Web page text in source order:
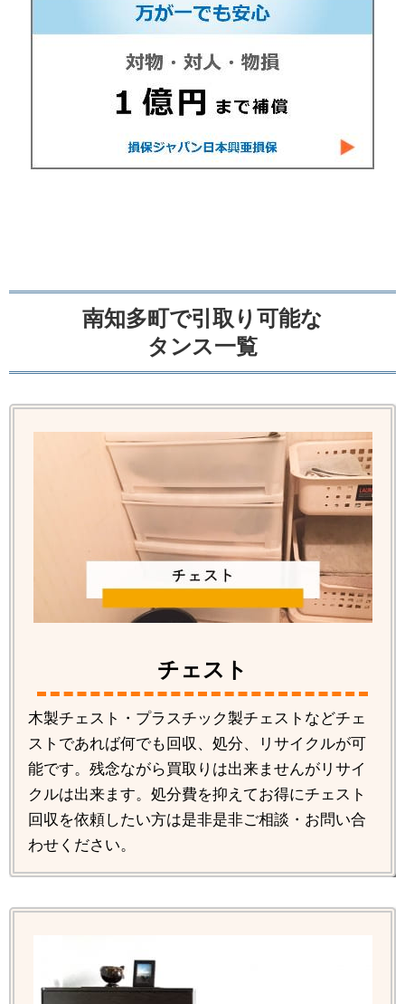
南知多町で引取り可能な
タンス一覧
チェスト
木製チェスト・プラスチック製チェストなどチェ
ストであれば何でも回収、処分、リサイクルが可
能です。残念ながら買取りは出来ませんがリサイ
クルは出来ます。処分費を抑えてお得にチェスト
回収を依頼したい方は是非是非ご相談・お問い合
わせください。